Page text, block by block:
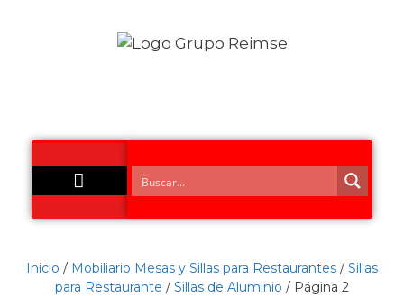
Inicio / Mobiliario Mesas y Sillas para Restaurantes / Sillas
para Restaurante / Sillas de Aluminio / Página 2